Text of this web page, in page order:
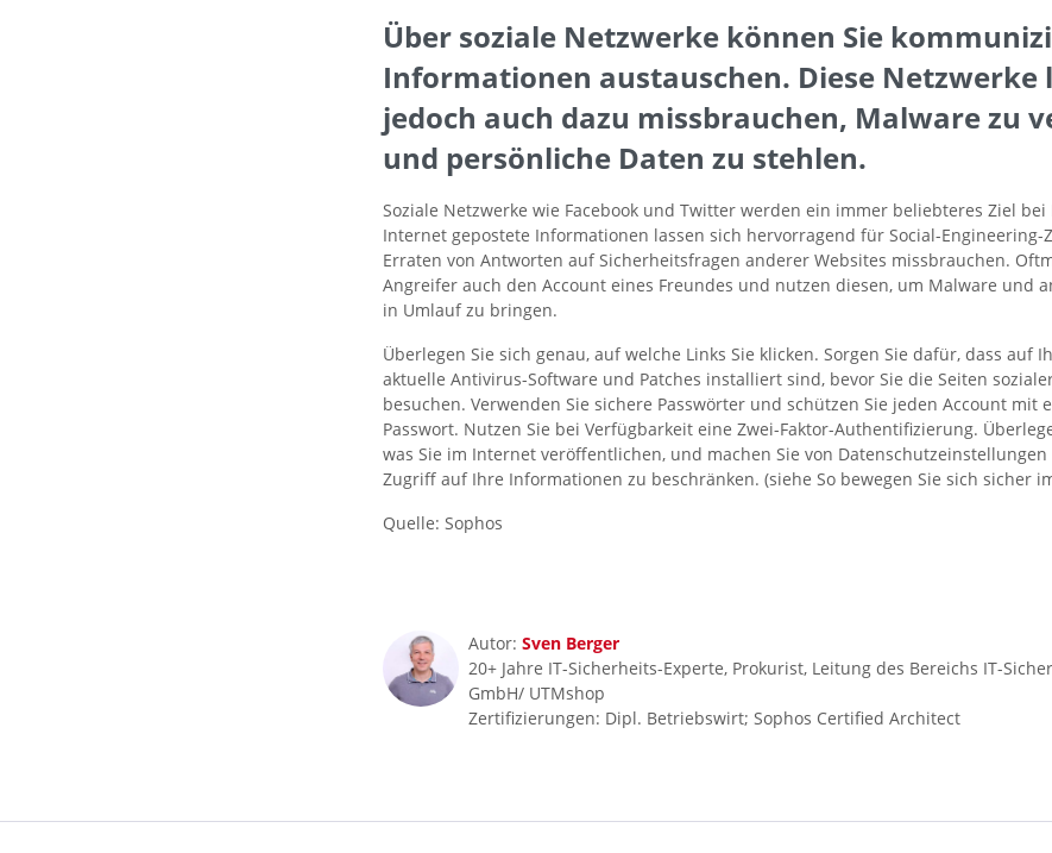
Über soziale Netzwerke können Sie
Informationen austauschen. Diese Netzwerke
jedoch auch dazu missbrauchen, Malware zu
und persönliche Daten zu stehlen.
Soziale Netzwerke wie Facebook und Twitter werden ein immer beliebteres Ziel bei
Internet gepostete Informationen lassen sich hervorragend für Social-Engineering-
Erraten von Antworten auf Sicherheitsfragen anderer Websites missbrauchen.
Angreifer auch den Account eines Freundes und nutzen diesen, um Malware und
in Umlauf zu bringen.
Überlegen Sie sich genau, auf welche Links Sie klicken. Sorgen Sie dafür, dass auf
aktuelle Antivirus-Software und Patches installiert sind, bevor Sie die Seiten
besuchen. Verwenden Sie sichere Passwörter und schützen Sie jeden Account mit
Passwort. Nutzen Sie bei Verfügbarkeit eine Zwei-Faktor-Authentifizierung.
was Sie im Internet veröffentlichen, und machen Sie von
Zugriff auf Ihre Informationen zu beschränken. (siehe So bewegen Sie sich sicher
Quelle: Sophos
Autor: Sven Berger
20+ Jahre IT-Sicherheits-Experte, Prokurist, Leitung des Bereichs IT-
GmbH/ UTMshop
Zertifizierungen: Dipl. Betriebswirt; Sophos Certified Architect